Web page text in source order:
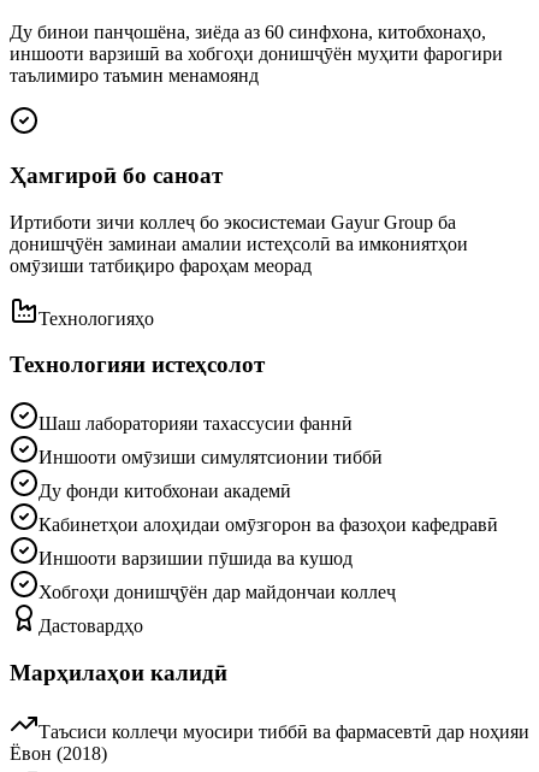
Ду бинои панҷошёна, зиёда аз 60 синфхона, китобхонаҳо,
иншооти варзишӣ ва хобгоҳи донишҷӯён муҳити фарогири
таълимиро таъмин менамоянд
Ҳамгироӣ бо саноат
Иртиботи зичи коллеҷ бо экосистемаи Gayur Group ба
донишҷӯён заминаи амалии истеҳсолӣ ва имкониятҳои
омӯзиши татбиқиро фароҳам меорад
Технологияҳо
Технологияи истеҳсолот
Шаш лабораторияи тахассусии фаннӣ
Иншооти омӯзиши симулятсионии тиббӣ
Ду фонди китобхонаи академӣ
Кабинетҳои алоҳидаи омӯзгорон ва фазоҳои кафедравӣ
Иншооти варзишии пӯшида ва кушод
Хобгоҳи донишҷӯён дар майдончаи коллеҷ
Дастовардҳо
Марҳилаҳои калидӣ
Таъсиси коллеҷи муосири тиббӣ ва фармасевтӣ дар ноҳияи
Ёвон (2018)